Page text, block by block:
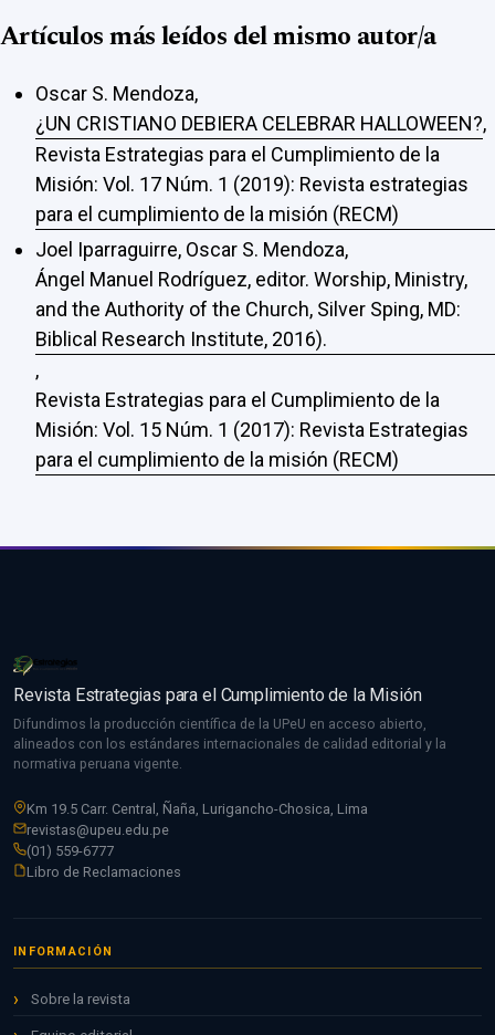
Artículos más leídos del mismo autor/a
Oscar S. Mendoza,
¿UN CRISTIANO DEBIERA CELEBRAR HALLOWEEN?,
Revista Estrategias para el Cumplimiento de la
Misión: Vol. 17 Núm. 1 (2019): Revista estrategias
para el cumplimiento de la misión (RECM)
Joel Iparraguirre, Oscar S. Mendoza,
Ángel Manuel Rodríguez, editor. Worship, Ministry,
and the Authority of the Church, Silver Sping, MD:
Biblical Research Institute, 2016).
,
Revista Estrategias para el Cumplimiento de la
Misión: Vol. 15 Núm. 1 (2017): Revista Estrategias
para el cumplimiento de la misión (RECM)
Revista Estrategias para el Cumplimiento de la Misión
Difundimos la producción científica de la UPeU en acceso abierto,
alineados con los estándares internacionales de calidad editorial y la
normativa peruana vigente.
Km 19.5 Carr. Central, Ñaña, Lurigancho-Chosica, Lima
revistas@upeu.edu.pe
(01) 559-6777
Libro de Reclamaciones
INFORMACIÓN
Sobre la revista